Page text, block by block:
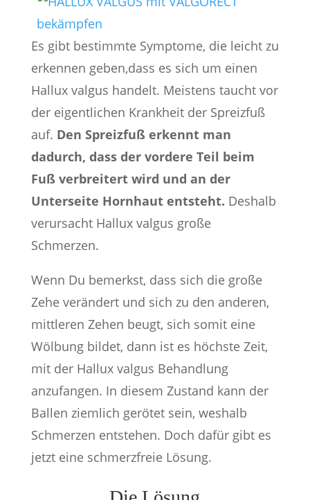
Es gibt bestimmte Symptome, die leicht zu
erkennen geben,dass es sich um einen
Hallux valgus handelt. Meistens taucht vor
der eigentlichen Krankheit der Spreizfuß
auf. Den Spreizfuß erkennt man
dadurch, dass der vordere Teil beim
Fuß verbreitert wird und an der
Unterseite Hornhaut entsteht. Deshalb
verursacht Hallux valgus große
Schmerzen.
Wenn Du bemerkst, dass sich die große
Zehe verändert und sich zu den anderen,
mittleren Zehen beugt, sich somit eine
Wölbung bildet, dann ist es höchste Zeit,
mit der Hallux valgus Behandlung
anzufangen. In diesem Zustand kann der
Ballen ziemlich gerötet sein, weshalb
Schmerzen entstehen. Doch dafür gibt es
jetzt eine schmerzfreie Lösung.